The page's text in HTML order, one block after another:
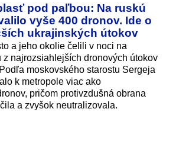
pod paľbou: Na ruskú
vyše 400 dronov. Ide o
ukrajinských útokov
a jeho okolie čelili v noci na
z najrozsiahlejších dronových útokov
moskovského starostu Sergeja
k metropole viac ako
pričom protivzdušná obrana
a zvyšok neutralizovala.